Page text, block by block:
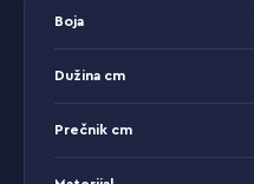
Boja
Dužina cm
Prečnik cm